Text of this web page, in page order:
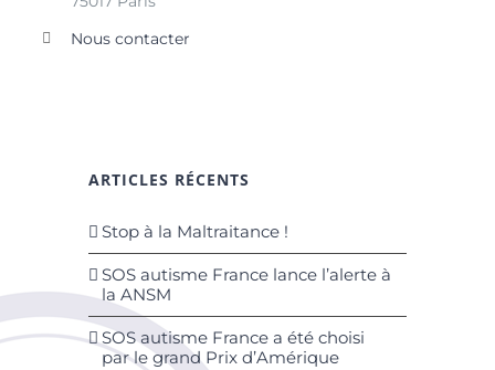
Nous contacter
ARTICLES RÉCENTS
Stop à la Maltraitance !
SOS autisme France lance l’alerte à
la ANSM
SOS autisme France a été choisi
par le grand Prix d’Amérique